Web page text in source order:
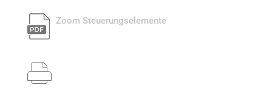
Zoom Steuerungselemente